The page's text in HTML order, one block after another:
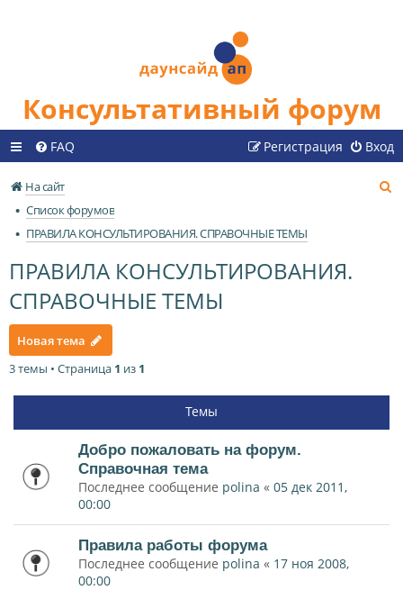
Консультативный форум
FAQ Вход
Регистрация
На сайт
Список форумов
ПРАВИЛА КОНСУЛЬТИРОВАНИЯ. СПРАВОЧНЫЕ ТЕМЫ
ПРАВИЛА КОНСУЛЬТИРОВАНИЯ.
СПРАВОЧНЫЕ ТЕМЫ
Новая тема
3 темы • Страница 1 из 1
Темы
Добро пожаловать на форум.
Справочная тема
Последнее сообщение polina « 05 дек 2011,
00:00
Правила работы форума
Последнее сообщение polina « 17 ноя 2008,
00:00